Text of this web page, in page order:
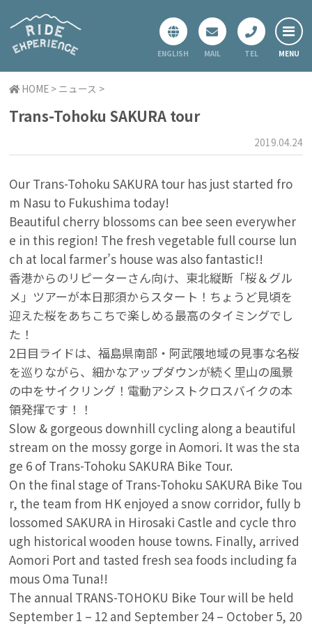
ENGLISH MAIL TEL
ホーム
スペシャルツアー
プライベートツアー
ニュース
会社概要
お問い合わせ
HOME > ニュース >
Trans-Tohoku SAKURA tour
2019.04.24
Our Trans-Tohoku SAKURA tour has just started fro
m Nasu to Fukushima today!
Beautiful cherry blossoms can bee seen everywher
e in this region! The fresh vegetable full course lun
ch at local farmer’s house was also fantastic!!
香港からのリピーターさん向け、東北縦断「桜＆グル
メ」ツアーが本日那須からスタート！ちょうど見頃を
迎えた桜をあちこちで楽しめる最高のタイミングでし
た！
2日目ライドは、福島県南部・阿武隈地域の見事な名桜
を巡りながら、細かなアップダウンが続く里山の風景
の中をサイクリング！電動アシストクロスバイクの本
領発揮です！！
Slow & gorgeous downhill cycling along a beautiful
stream on the mossy gorge in Aomori. It was the sta
ge 6 of Trans-Tohoku SAKURA Bike Tour.
On the final stage of Trans-Tohoku SAKURA Bike Tou
r, the team from HK enjoyed a snow corridor, fully b
lossomed SAKURA in Hirosaki Castle and cycle thro
ugh historical wooden house towns. Finally, arrived
Aomori Port and tasted fresh sea foods including fa
mous Oma Tuna!!
The annual TRANS-TOHOKU Bike Tour will be held
September 1 – 12 and September 24 – October 5, 20